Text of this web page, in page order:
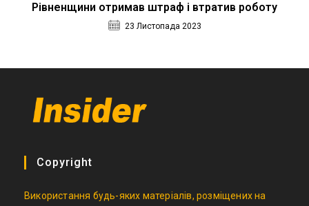
Рівненщини отримав штраф і втратив роботу
23 Листопада 2023
Copyright
Використання будь-яких матеріалів, розміщених на